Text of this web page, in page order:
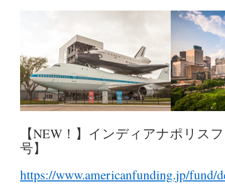
【NEW！】インディアナポリス
号】
https://www.americanfunding.jp/fund/